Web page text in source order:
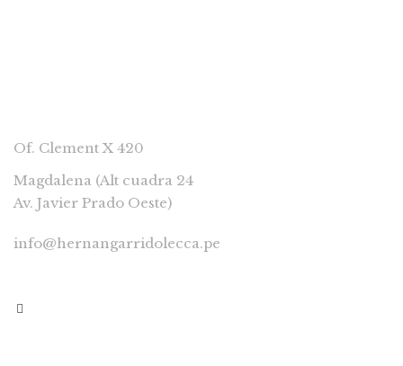
Of. Clement X 420
Magdalena (Alt cuadra 24
Av. Javier Prado Oeste)
info@hernangarridolecca.pe